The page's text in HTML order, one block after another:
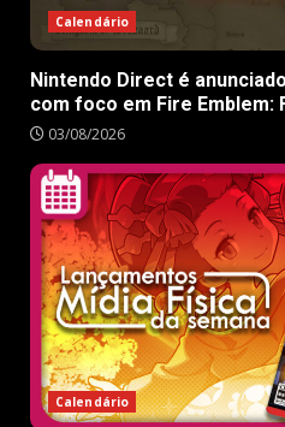
Calendário
Nintendo Direct é
com foco em Fire Emblem:
03/08/2026
Calendário